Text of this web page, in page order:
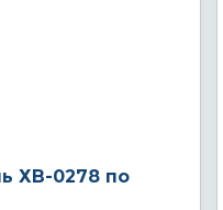
ХВ-0278 по